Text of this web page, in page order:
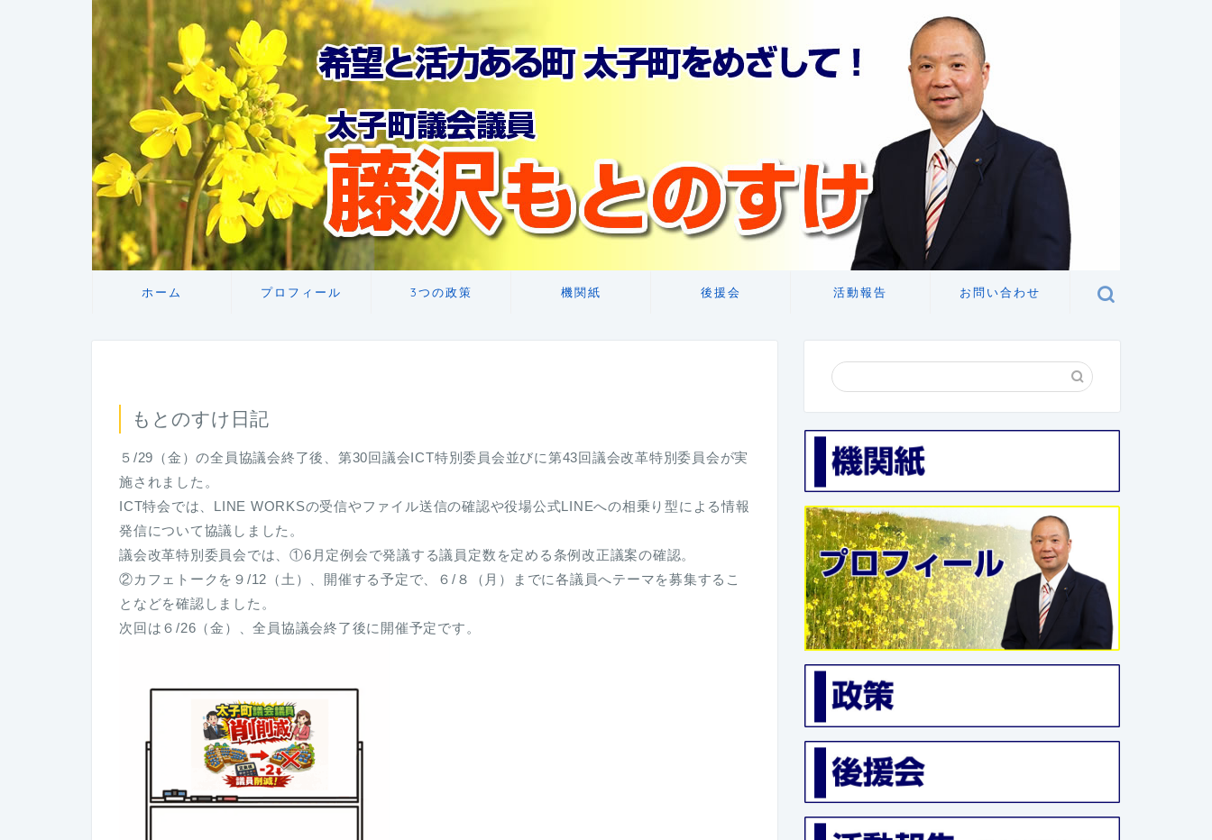
ホーム プロフィール 3つの政策 機関紙 後援会 活動報告 お問い合わせ
もとのすけ日記
５/29（金）の全員協議会終了後、第30回議会ICT特別委員会並びに第43回議会改革特別委員会が実
施されました。
ICT特会では、LINE WORKSの受信やファイル送信の確認や役場公式LINEへの相乗り型による情報
発信について協議しました。
議会改革特別委員会では、①6月定例会で発議する議員定数を定める条例改正議案の確認。
②カフェトークを９/12（土）、開催する予定で、６/８（月）までに各議員へテーマを募集するこ
となどを確認しました。
次回は６/26（金）、全員協議会終了後に開催予定です。